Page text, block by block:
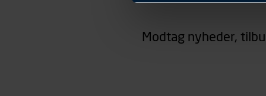
hjemmesiden ser ud eller
Markedsføringscookies
Carl Ras anvender
henblik på markedsføring,
Modtag nyheder,